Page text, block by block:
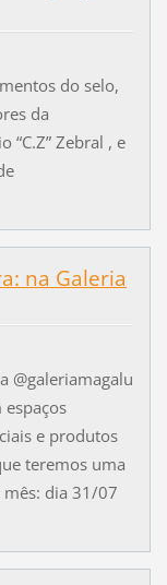
do selo,
da
“C.Z” Zebral , e
na Galeria
@galeriamagalu
e produtos
teremos uma
mês: dia 31/07